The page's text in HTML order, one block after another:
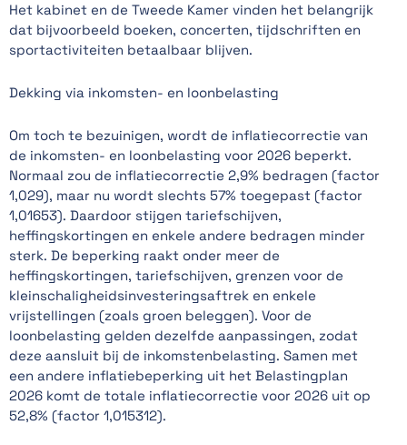
Het kabinet en de Tweede Kamer vinden het belangrijk
dat bijvoorbeeld boeken, concerten, tijdschriften en
sportactiviteiten betaalbaar blijven.
Dekking via inkomsten- en loonbelasting
Om toch te bezuinigen, wordt de inflatiecorrectie van
de inkomsten- en loonbelasting voor 2026 beperkt.
Normaal zou de inflatiecorrectie 2,9% bedragen (factor
1,029), maar nu wordt slechts 57% toegepast (factor
1,01653). Daardoor stijgen tariefschijven,
heffingskortingen en enkele andere bedragen minder
sterk. De beperking raakt onder meer de
heffingskortingen, tariefschijven, grenzen voor de
kleinschaligheidsinvesteringsaftrek en enkele
vrijstellingen (zoals groen beleggen). Voor de
loonbelasting gelden dezelfde aanpassingen, zodat
deze aansluit bij de inkomstenbelasting. Samen met
een andere inflatiebeperking uit het Belastingplan
2026 komt de totale inflatiecorrectie voor 2026 uit op
52,8% (factor 1,015312).